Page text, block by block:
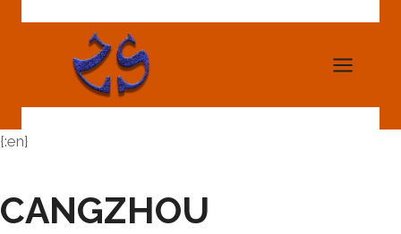
{:en}
CANGZHOU